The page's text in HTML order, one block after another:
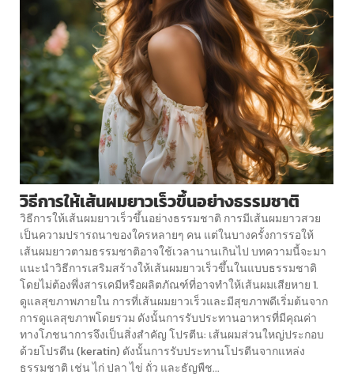
วิธีการให้เส้นผมยาวเร็วขึ้นอย่างธรรมชาติ
วิธีการให้เส้นผมยาวเร็วขึ้นอย่างธรรมชาติ การมีเส้นผมยาวสวย
เป็นความปรารถนาของใครหลายๆ คน แต่ในบางครั้งการรอให้
เส้นผมยาวตามธรรมชาติอาจใช้เวลานานเกินไป บทความนี้จะมา
แนะนำวิธีการเสริมสร้างให้เส้นผมยาวเร็วขึ้นในแบบธรรมชาติ
โดยไม่ต้องพึ่งสารเคมีหรือผลิตภัณฑ์ที่อาจทำให้เส้นผมเสียหาย 1.
ดูแลสุขภาพภายใน การที่เส้นผมยาวเร็วและมีสุขภาพดีเริ่มต้นจาก
การดูแลสุขภาพโดยรวม ดังนั้นการรับประทานอาหารที่มีคุณค่า
ทางโภชนาการจึงเป็นสิ่งสำคัญ โปรตีน: เส้นผมส่วนใหญ่ประกอบ
ด้วยโปรตีน (keratin) ดังนั้นการรับประทานโปรตีนจากแหล่ง
ธรรมชาติ เช่น ไก่ ปลา ไข่ ถั่ว และธัญพืช...